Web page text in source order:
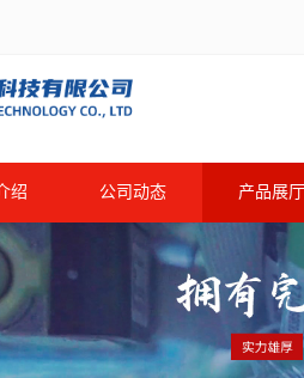
绍 公司动态 产品展厅